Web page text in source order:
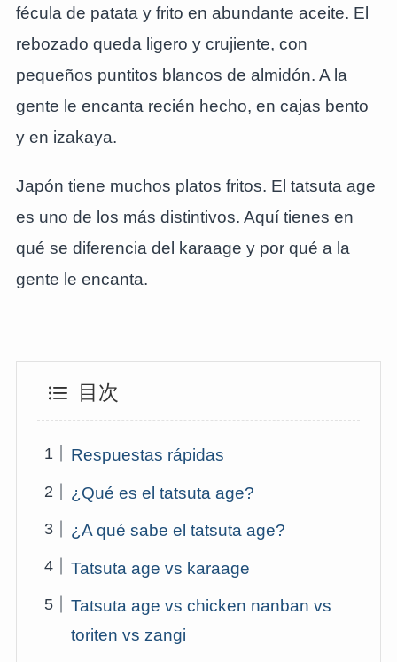
fécula de patata y frito en abundante aceite. El
rebozado queda ligero y crujiente, con
pequeños puntitos blancos de almidón. A la
gente le encanta recién hecho, en cajas bento
y en izakaya.
Japón tiene muchos platos fritos. El tatsuta age
es uno de los más distintivos. Aquí tienes en
qué se diferencia del karaage y por qué a la
gente le encanta.
目次
Respuestas rápidas
¿Qué es el tatsuta age?
¿A qué sabe el tatsuta age?
Tatsuta age vs karaage
Tatsuta age vs chicken nanban vs
toriten vs zangi